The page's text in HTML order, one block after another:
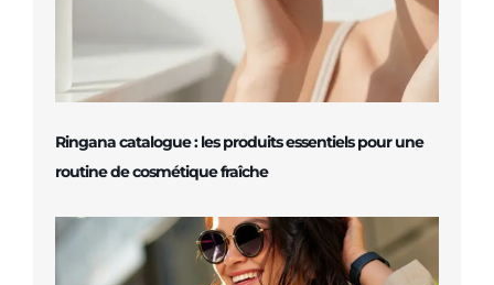
Ringana catalogue : les produits essentiels pour une
routine de cosmétique fraîche